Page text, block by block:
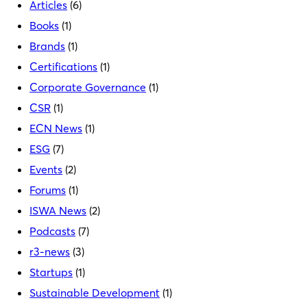
Articles (6)
Books (1)
Brands (1)
Certifications (1)
Corporate Governance (1)
CSR (1)
ECN News (1)
ESG (7)
Events (2)
Forums (1)
ISWA News (2)
Podcasts (7)
r3-news (3)
Startups (1)
Sustainable Development (1)